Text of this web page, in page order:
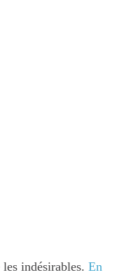
les indésirables.En